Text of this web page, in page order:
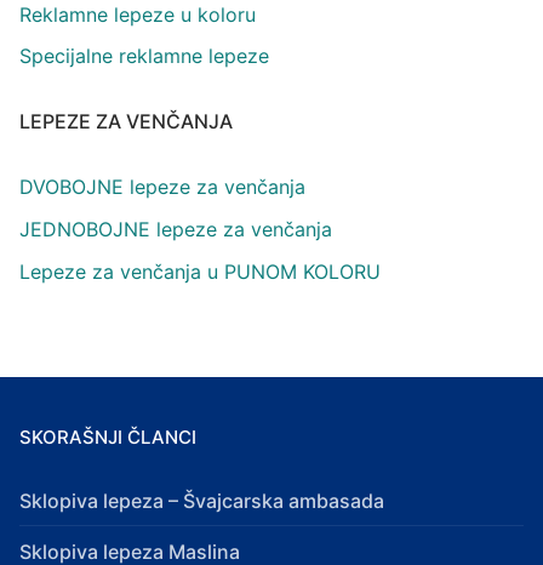
Reklamne lepeze u koloru
Specijalne reklamne lepeze
LEPEZE ZA VENČANJA
DVOBOJNE lepeze za venčanja
JEDNOBOJNE lepeze za venčanja
Lepeze za venčanja u PUNOM KOLORU
SKORAŠNJI ČLANCI
Sklopiva lepeza – Švajcarska ambasada
Sklopiva lepeza Maslina